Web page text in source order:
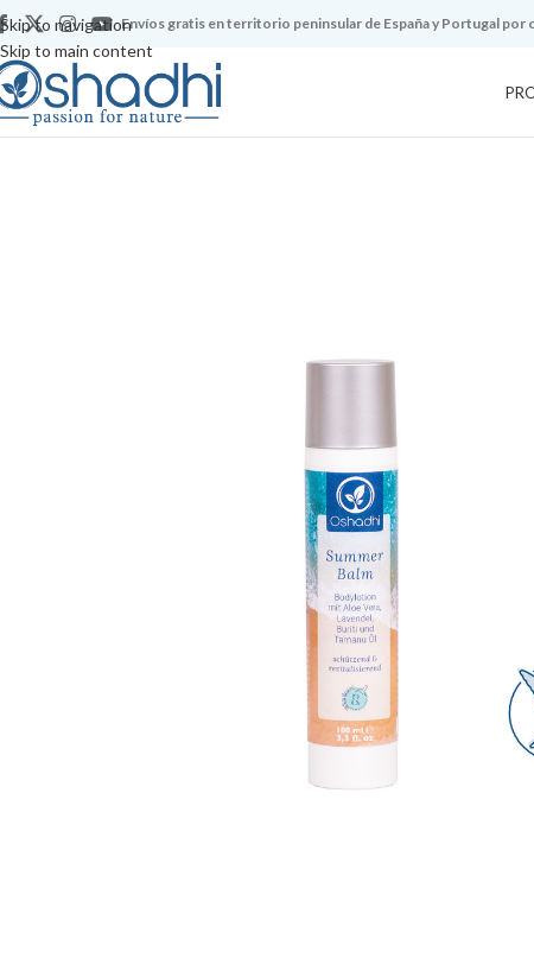
Skip to navigation
Skip to main content
Envíos gratis en territorio peninsular de España y Portugal por